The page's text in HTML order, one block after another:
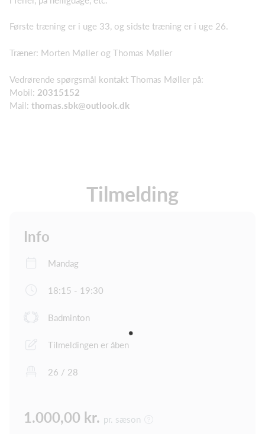
Første træning er i uge 33, og sidste træning er i uge 26.
Træner: Morten Møller og Thomas Møller
Vedrørende spørgsmål kontakt Thomas Møller på:
Mobil: 20315152
Mail: thomas.sbk@outlook.dk
Tilmelding
Info
Mandag
18:15 - 19:30
Badminton
Tilmeldingen er åben
26 / 28
1.000,00 kr. pr. sæson